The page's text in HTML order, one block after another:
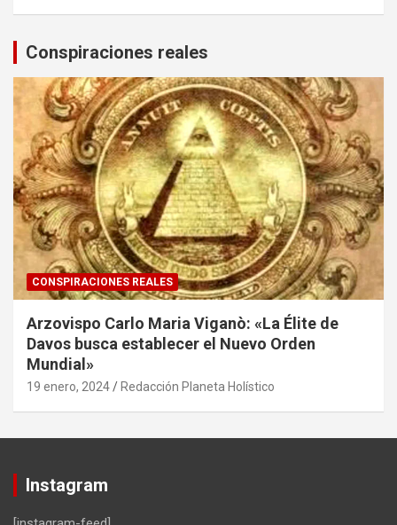
Conspiraciones reales
CONSPIRACIONES REALES
Arzovispo Carlo Maria Viganò: «La Élite de
Davos busca establecer el Nuevo Orden
Mundial»
19 enero, 2024 Redacción Planeta Holístico
Instagram